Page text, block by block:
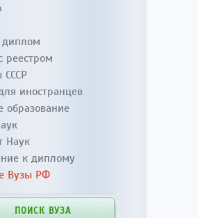
реестром
иностранцев
образование
Наук
к диплому
Вузы РФ
ПОИСК ВУЗА